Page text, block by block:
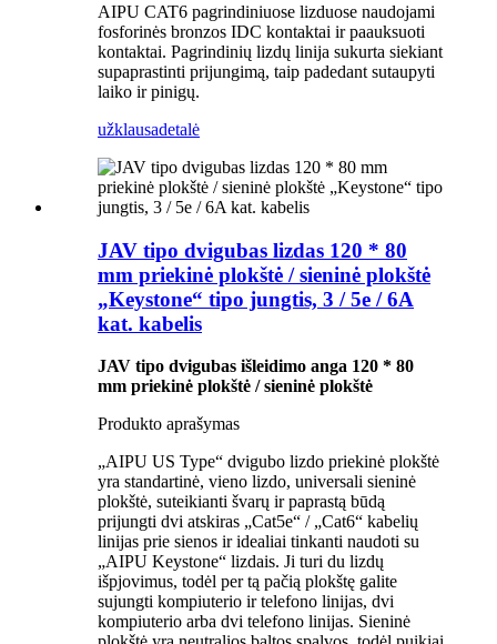
AIPU CAT6 pagrindiniuose lizduose naudojami
fosforinės bronzos IDC kontaktai ir paauksuoti
kontaktai. Pagrindinių lizdų linija sukurta siekiant
supaprastinti prijungimą, taip padedant sutaupyti
laiko ir pinigų.
užklausadetalė
JAV tipo dvigubas lizdas 120 * 80
mm priekinė plokštė / sieninė plokštė
„Keystone“ tipo jungtis, 3 / 5e / 6A
kat. kabelis
JAV tipo dvigubas išleidimo anga 120 * 80
mm priekinė plokštė / sieninė plokštė
Produkto aprašymas
„AIPU US Type“ dvigubo lizdo priekinė plokštė
yra standartinė, vieno lizdo, universali sieninė
plokštė, suteikianti švarų ir paprastą būdą
prijungti dvi atskiras „Cat5e“ / „Cat6“ kabelių
linijas prie sienos ir idealiai tinkanti naudoti su
„AIPU Keystone“ lizdais. Ji turi du lizdų
išpjovimus, todėl per tą pačią plokštę galite
sujungti kompiuterio ir telefono linijas, dvi
kompiuterio arba dvi telefono linijas. Sieninė